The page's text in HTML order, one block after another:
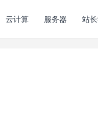
云计算 服务器 站